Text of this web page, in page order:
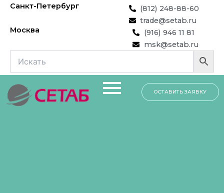
Перейти
содержимому
Санкт-Петербург
(812) 248-88-60
trade@setab.ru
Москва
(916) 946 11 81
msk@setab.ru
ОСТАВИТЬ ЗАЯВКУ